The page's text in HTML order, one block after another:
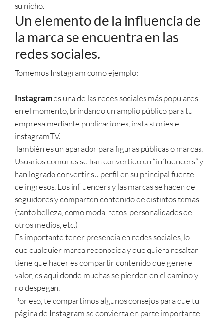
su nicho.
Un elemento de la influencia de
la marca se encuentra en las
redes sociales.
Tomemos Instagram como ejemplo:
Instagrames una de las redes sociales más populares
en el momento, brindando un amplio público para tu
empresa mediante publicaciones, insta stories e
instagramTV.
También es un aparador para figuras públicas o marcas.
Usuarios comunes se han convertido en “influencers” y
han logrado convertir su perfil en su principal fuente
de ingresos. Los influencers y las marcas se hacen de
seguidores y comparten contenido de distintos temas
(tanto belleza, como moda, retos, personalidades de
otros medios, etc.)
Es importante tener presencia en redes sociales, lo
que cualquier marca reconocida y que quiera resaltar
tiene que hacer es compartir contenido que genere
valor, es aquí donde muchas se pierden en el camino y
no despegan.
Por eso, te compartimos algunos consejos para que tu
página de Instagram se convierta en parte importante